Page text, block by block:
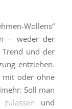
Wollens“
– weder der
und der
entziehen.
mit oder ohne
Soll man
und